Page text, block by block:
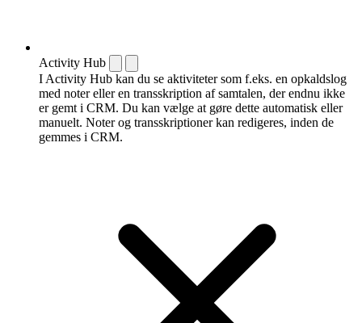
Activity Hub
I Activity Hub kan du se aktiviteter som f.eks. en opkaldslog
med noter eller en transskription af samtalen, der endnu ikke
er gemt i CRM. Du kan vælge at gøre dette automatisk eller
manuelt. Noter og transskriptioner kan redigeres, inden de
gemmes i CRM.